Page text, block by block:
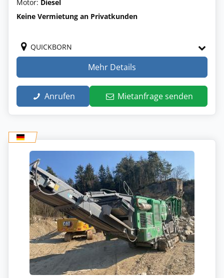
Motor: Diesel
Keine Vermietung an Privatkunden
QUICKBORN
Mehr Details
Anrufen Mietanfrage senden